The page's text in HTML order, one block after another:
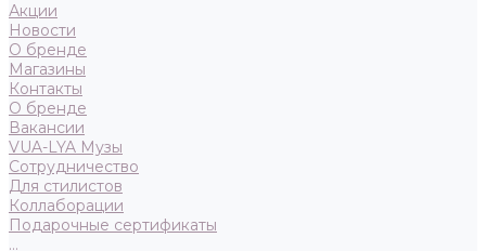
Акции
Новости
О бренде
Магазины
Контакты
О бренде
Вакансии
VUA-LYA Музы
Сотрудничество
Для стилистов
Коллаборации
Подарочные сертификаты
...